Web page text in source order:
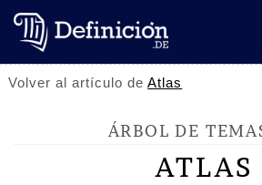
Volver al artículo deAtlas
ÁRBOL DE
ATLAS